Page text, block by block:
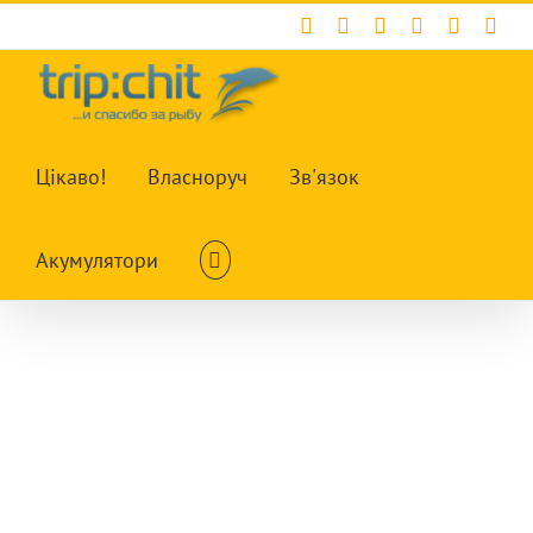
Skip
content
Facebook InstagramPinterest
Цікаво! Власноруч Зв'язок
Акумулятори